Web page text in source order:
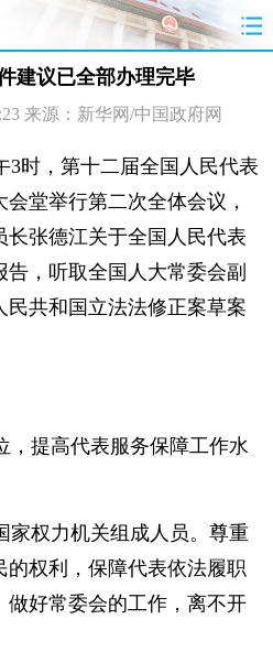
最新报道 两会公告
授权发布 直播
图片 思客
建议已全部办理完毕
来源：新华网/中国政府网
时，第十二届全国人民代表
堂举行第二次全体会议，
张德江关于全国人民代表
，听取全国人大常委会副
共和国立法法修正案草案
提高代表服务保障工作水
权力机关组成人员。尊重
的权利，保障代表依法履职
做好常委会的工作，离不开